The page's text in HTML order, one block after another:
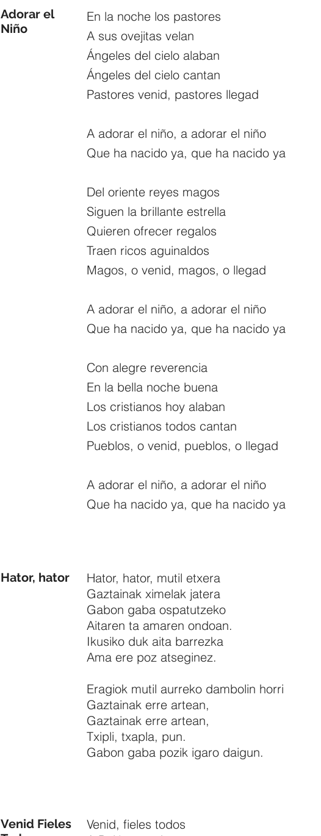
Adorar el
Niño
En la noche los pastores
A sus ovejitas velan
Ángeles del cielo alaban
Ángeles del cielo cantan
Pastores venid, pastores llegad
A adorar el niño, a adorar el niño
Que ha nacido ya, que ha nacido ya
Del oriente reyes magos
Siguen la brillante estrella
Quieren ofrecer regalos
Traen ricos aguinaldos
Magos, o venid, magos, o llegad
A adorar el niño, a adorar el niño
Que ha nacido ya, que ha nacido ya
Con alegre reverencia
En la bella noche buena
Los cristianos hoy alaban
Los cristianos todos cantan
Pueblos, o venid, pueblos, o llegad
A adorar el niño, a adorar el niño
Que ha nacido ya, que ha nacido ya
Hator, hator
Hator, hator, mutil etxera
Gaztainak ximelak jatera
Gabon gaba ospatutzeko
Aitaren ta amaren ondoan.
Ikusiko duk aita barrezka
Ama ere poz atseginez.
Eragiok mutil aurreko dambolin horri
Gaztainak erre artean,
Gaztainak erre artean,
Txipli, txapla, pun.
Gabon gaba pozik igaro daigun.
Venid Fieles
Venid, fieles todos